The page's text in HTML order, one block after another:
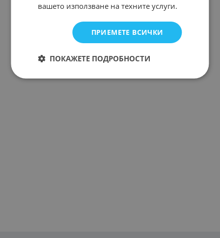
вашето използване на техните услуги.
ПРИЕМЕТЕ ВСИЧКИ
ПОКАЖЕТЕ ПОДРОБНОСТИ